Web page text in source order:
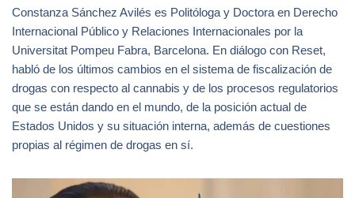
Constanza Sánchez Avilés es Politóloga y Doctora en Derecho
Internacional Público y Relaciones Internacionales por la
Universitat Pompeu Fabra, Barcelona. En diálogo con Reset,
habló de los últimos cambios en el sistema de fiscalización de
drogas con respecto al cannabis y de los procesos regulatorios
que se están dando en el mundo, de la posición actual de
Estados Unidos y su situación interna, además de cuestiones
propias al régimen de drogas en sí.